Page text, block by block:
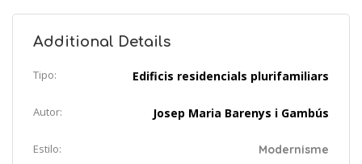
Additional Details
Tipo: Edificis residencials plurifamiliars
Autor: Josep Maria Barenys i Gambús
Estilo: Modernisme